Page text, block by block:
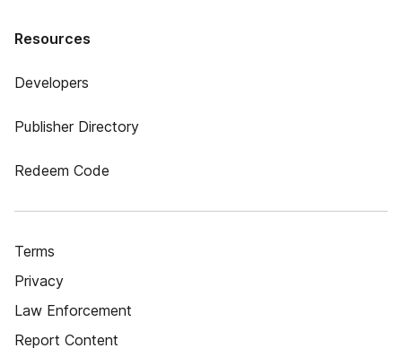
Resources
Developers
Publisher Directory
Redeem Code
Terms
Privacy
Law Enforcement
Report Content